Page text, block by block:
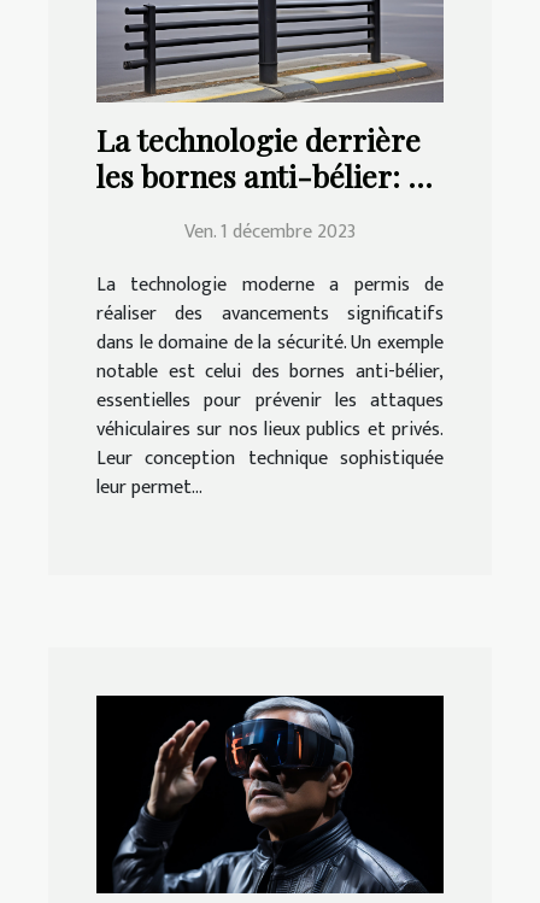
La technologie derrière
les bornes anti-bélier: un
Ven. 1 décembre 2023
La technologie moderne a permis de
réaliser des avancements significatifs
dans le domaine de la sécurité. Un exemple
notable est celui des bornes anti-bélier,
essentielles pour prévenir les attaques
véhiculaires sur nos lieux publics et privés.
Leur conception technique sophistiquée
leur permet...